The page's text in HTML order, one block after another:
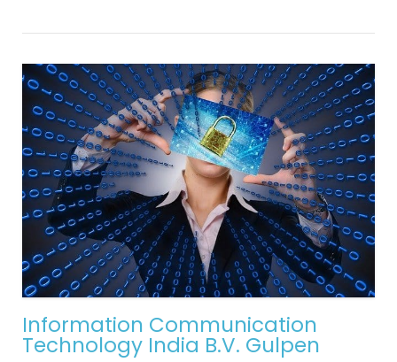
Information Communication
Technology India B.V. Gulpen